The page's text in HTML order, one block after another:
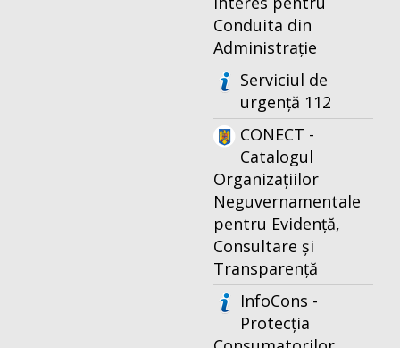
Conduita din
Administrație
Serviciul de
urgență 112
CONECT -
Catalogul
Organizațiilor
Neguvernamentale
pentru Evidență,
Consultare și
Transparență
InfoCons -
Protecția